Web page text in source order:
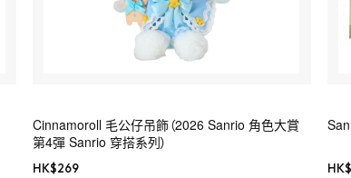
Cinnamoroll 毛公仔吊飾（2026 Sanrio 角色大賞
第4彈 Sanrio 穿搭系列）
HK$269 HK$